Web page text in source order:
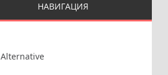
НАВИГАЦИЯ
Alternative